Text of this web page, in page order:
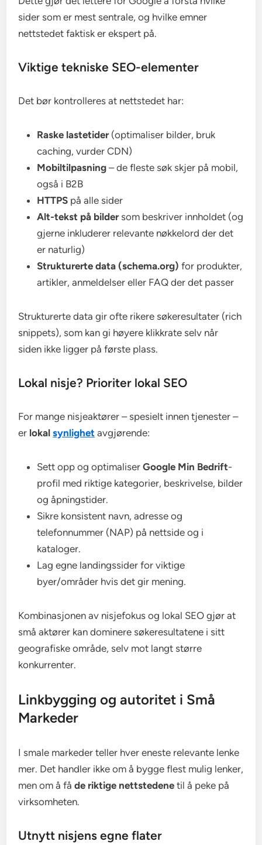
sider som er mest sentrale, og hvilke emner
nettstedet faktisk er ekspert på.
Viktige tekniske SEO-elementer
Det bør kontrolleres at nettstedet har:
Raske lastetider(optimaliser bilder, bruk
caching, vurder CDN)
Mobiltilpasning – de fleste søk skjer på mobil,
også i B2B
HTTPS på alle sider
Alt-tekst på bildersom beskriver innholdet (og
gjerne inkluderer relevante nøkkelord der det
er naturlig)
Strukturerte data (schema.org) for produkter,
artikler, anmeldelser eller FAQ der det passer
Strukturerte data gir ofte rikere søkeresultater (rich
snippets), som kan gi høyere klikkrate selv når
siden ikke ligger på første plass.
Lokal nisje? Prioriter lokal SEO
For mange nisjeaktører – spesielt innen tjenester –
er lokalsynlighet avgjørende:
Sett opp og optimaliserGoogle Min Bedrift-
profil med riktige kategorier, beskrivelse, bilder
og åpningstider.
Sikre konsistent navn, adresse og
telefonnummer (NAP) på nettside og i
kataloger.
Lag egne landingssider for viktige
byer/områder hvis det gir mening.
Kombinasjonen av nisjefokus og lokal SEO gjør at
små aktører kan dominere søkeresultatene i sitt
geografiske område, selv mot langt større
konkurrenter.
Linkbygging og autoritet i Små
Markeder
I smale markeder teller hver eneste relevante lenke
mer. Det handler ikke om å bygge flest mulig lenker,
men om å fåde riktige nettstedene til å peke på
virksomheten.
Utnytt nisjens egne flater